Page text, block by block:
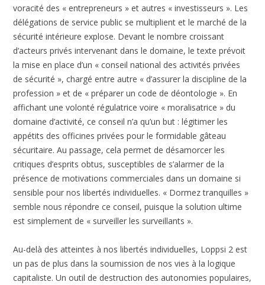
voracité des « entrepreneurs » et autres « investisseurs ». Les
délégations de service public se multiplient et le marché de la
sécurité intérieure explose. Devant le nombre croissant
d’acteurs privés intervenant dans le domaine, le texte prévoit
la mise en place d’un « conseil national des activités privées
de sécurité », chargé entre autre « d’assurer la discipline de la
profession » et de « préparer un code de déontologie ». En
affichant une volonté régulatrice voire « moralisatrice » du
domaine d’activité, ce conseil n’a qu’un but : légitimer les
appétits des officines privées pour le formidable gâteau
sécuritaire. Au passage, cela permet de désamorcer les
critiques d’esprits obtus, susceptibles de s’alarmer de la
présence de motivations commerciales dans un domaine si
sensible pour nos libertés individuelles. « Dormez tranquilles »
semble nous répondre ce conseil, puisque la solution ultime
est simplement de « surveiller les surveillants ».
Au-delà des atteintes à nos libertés individuelles, Loppsi 2 est
un pas de plus dans la soumission de nos vies à la logique
capitaliste. Un outil de destruction des autonomies populaires,